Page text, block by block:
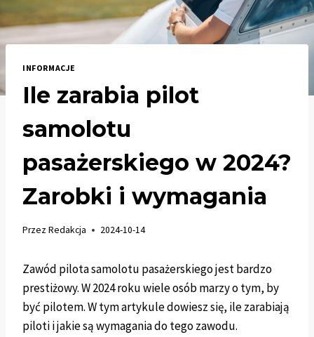
INFORMACJE
Ile zarabia pilot
samolotu
pasażerskiego w 2024?
Zarobki i wymagania
PrzezRedakcja 2024-10-14
Zawód pilota samolotu pasażerskiego jest bardzo
prestiżowy. W 2024 roku wiele osób marzy o tym, by
być pilotem. W tym artykule dowiesz się, ile zarabiają
piloti i jakie są wymagania do tego zawodu.